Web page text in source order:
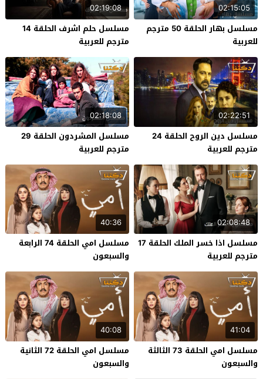
02:15:05
مسلسل بهار الحلقة 50 مترجم
للعربية
02:19:08
مسلسل حلم اشرف الحلقة 14
مترجم للعربية
02:22:51
مسلسل دين الروح الحلقة 24
مترجم للعربية
02:18:08
مسلسل المشردون الحلقة 29
مترجم للعربية
02:08:48
مسلسل اذا خسر الملك الحلقة 17
مترجم للعربية
40:36
مسلسل امي الحلقة 74 الرابعة
والسبعون
41:04
مسلسل امي الحلقة 73 الثالثة
والسبعون
40:08
مسلسل امي الحلقة 72 الثانية
والسبعون